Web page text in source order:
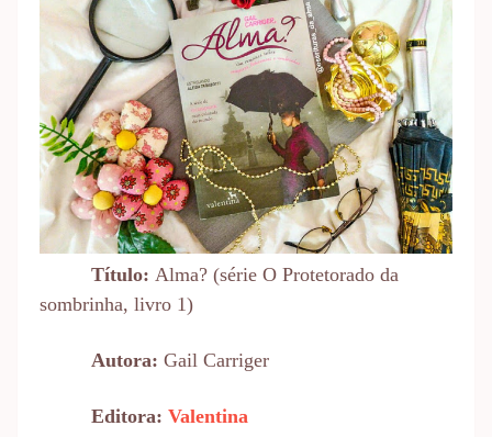
Título:Alma? (série O Protetorado da
sombrinha, livro 1)
Autora:Gail Carriger
Editora:Valentina